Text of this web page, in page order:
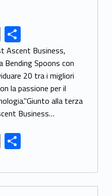
E
m
ai
l
S
h
ar
e
Ascent Business,
Bending Spoons con
20 tra i migliori
la passione per il
alla terza
Business…
E
m
ai
l
S
ar
e